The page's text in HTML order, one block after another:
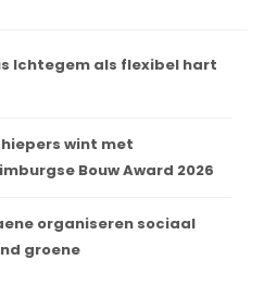
Ichtegem als flexibel hart
wint met
Bouw Award 2026
organiseren sociaal
groene